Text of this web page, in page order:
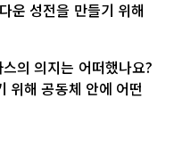
운 성전을 만들기 위해
의 의지는 어떠했나요?
위해 공동체 안에 어떤